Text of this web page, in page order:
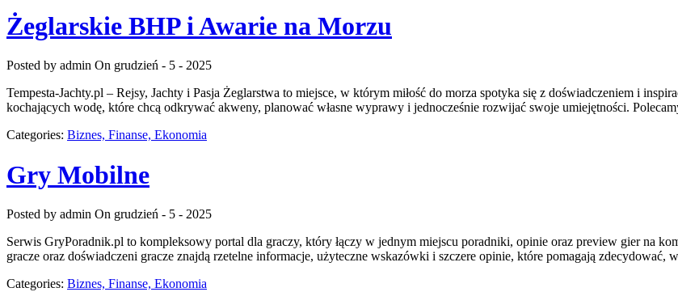
Żeglarskie BHP i Awarie na Morzu
Posted by admin On grudzień - 5 - 2025
Tempesta-Jachty.pl – Rejsy, Jachty i Pasja Żeglarstwa to miejsce, w którym miłość do morza spotyka się z doświadczeniem i
kochających wodę, które chcą odkrywać akweny, planować własne wyprawy i jednocześnie rozwijać swoje umiejętności.
Categories: Biznes, Finanse, Ekonomia
Gry Mobilne
Posted by admin On grudzień - 5 - 2025
Serwis GryPoradnik.pl to kompleksowy portal dla graczy, który łączy w jednym miejscu poradniki, opinie oraz preview gier na
gracze oraz doświadczeni gracze znajdą rzetelne informacje, użyteczne wskazówki i szczere opinie, które pomagają zdecydować,
Categories: Biznes, Finanse, Ekonomia